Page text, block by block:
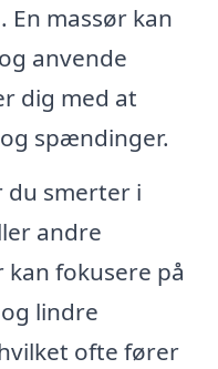
En massør kan
anvende
dig med at
spændinger.
du smerter i
andre
kan fokusere på
lindre
ofte fører